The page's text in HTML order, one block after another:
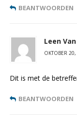
BEANTWOORDEN
Leen
OKTOBER
Dit is met de
BEANTWOORDEN